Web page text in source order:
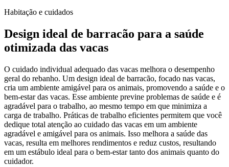
Habitação e cuidados
Design ideal de barracão para a saúde
otimizada das vacas
O cuidado individual adequado das vacas melhora o desempenho
geral do rebanho. Um design ideal de barracão, focado nas vacas,
cria um ambiente amigável para os animais, promovendo a saúde e o
bem-estar das vacas. Esse ambiente previne problemas de saúde e é
agradável para o trabalho, ao mesmo tempo em que minimiza a
carga de trabalho. Práticas de trabalho eficientes permitem que você
dedique total atenção ao cuidado das vacas em um ambiente
agradável e amigável para os animais. Isso melhora a saúde das
vacas, resulta em melhores rendimentos e reduz custos, resultando
em um estábulo ideal para o bem-estar tanto dos animais quanto do
cuidador.